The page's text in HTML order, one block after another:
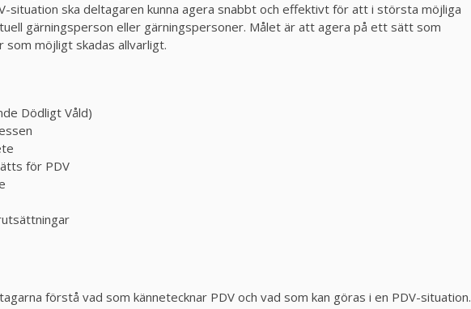
situation ska deltagaren kunna agera snabbt och effektivt för att i största möjliga
gärningsperson eller gärningspersoner. Målet är att agera på ett sätt som
möjligt skadas allvarligt.
Dödligt Våld)
för PDV
förstå vad som kännetecknar PDV och vad som kan göras i en PDV-situation.